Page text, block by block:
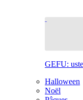
GEFU:
Halloween
Noël